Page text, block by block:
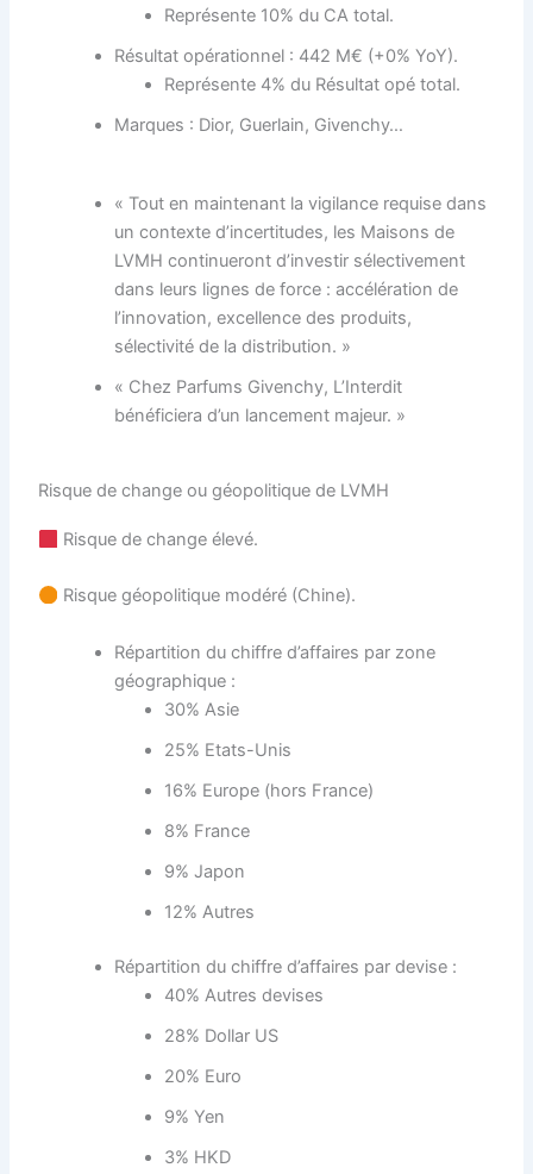
Représente 10% du CA total.
Résultat opérationnel : 442 M€ (+0% YoY).
Représente 4% du Résultat opé total.
Marques : Dior, Guerlain, Givenchy…
« Tout en maintenant la vigilance requise dans
un contexte d’incertitudes, les Maisons de
LVMH continueront d’investir sélectivement
dans leurs lignes de force : accélération de
l’innovation, excellence des produits,
sélectivité de la distribution. »
« Chez Parfums Givenchy, L’Interdit
bénéficiera d’un lancement majeur. »
Risque de change ou géopolitique de LVMH
Risque de change élevé.
Risque géopolitique modéré (Chine).
Répartition du chiffre d’affaires par zone
géographique :
30% Asie
25% Etats-Unis
16% Europe (hors France)
8% France
9% Japon
12% Autres
Répartition du chiffre d’affaires par devise :
40% Autres devises
28% Dollar US
20% Euro
9% Yen
3% HKD